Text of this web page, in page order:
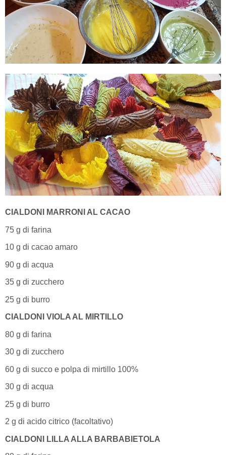
CIALDONI MARRONI AL CACAO
75 g di farina
10 g di cacao amaro
90 g di acqua
35 g di zucchero
25 g di burro
CIALDONI VIOLA AL MIRTILLO
80 g di farina
30 g di zucchero
60 g di succo e polpa di mirtillo 100%
30 g di acqua
25 g di burro
2 g di acido citrico (facoltativo)
CIALDONI LILLA ALLA BARBABIETOLA